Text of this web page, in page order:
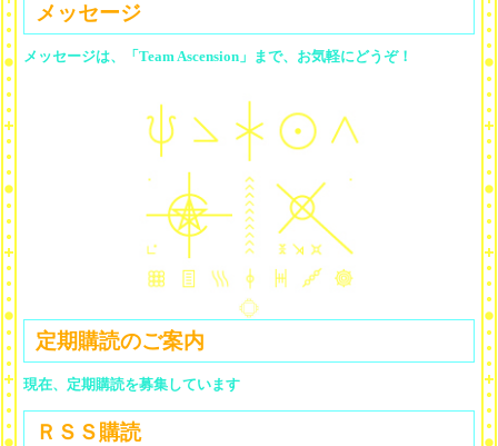
メッセージ
メッセージは、「Team Ascension」まで、お気軽にどうぞ！
定期購読のご案内
現在、定期購読を募集しています
ＲＳＳ購読